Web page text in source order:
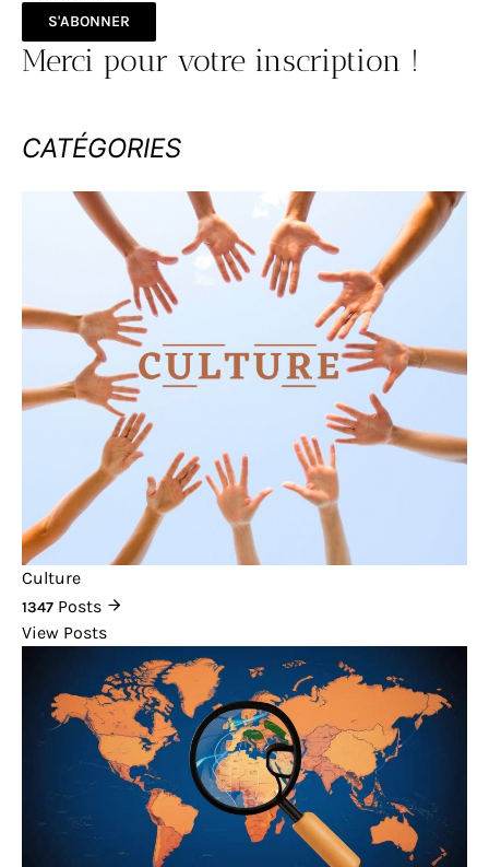
S'ABONNER
Merci pour votre inscription !
CATÉGORIES
Culture
1347 Posts
View Posts